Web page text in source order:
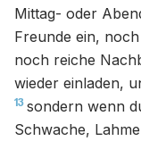
Mittag- oder
Freunde ein,
noch reiche
wieder einladen,
13 sondern wenn
Schwache,